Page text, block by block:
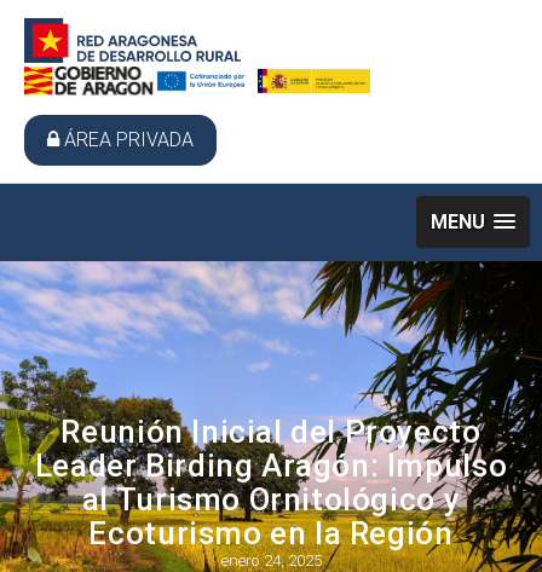
ÁREA PRIVADA
MENU
Reunión Inicial del Proyecto
Leader Birding Aragón: Impulso
al Turismo Ornitológico y
Ecoturismo en la Región
enero 24, 2025